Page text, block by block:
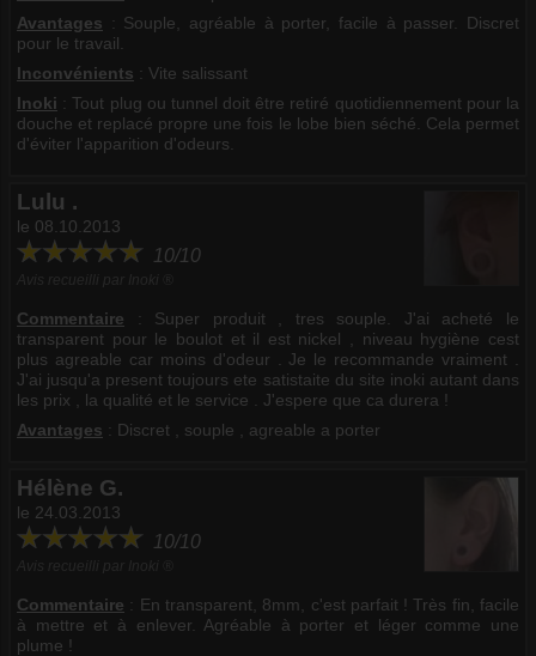
Avantages : Souple, agréable à porter, facile à passer. Discret
pour le travail.
Inconvénients : Vite salissant
Inoki : Tout plug ou tunnel doit être retiré quotidiennement pour la
douche et replacé propre une fois le lobe bien séché. Cela permet
d'éviter l'apparition d'odeurs.
Lulu .
le 08.10.2013
10/10
Commentaire : Super produit , tres souple. J'ai acheté le
transparent pour le boulot et il est nickel , niveau hygiène cest
plus agreable car moins d'odeur . Je le recommande vraiment .
J'ai jusqu'a present toujours ete satistaite du site inoki autant dans
les prix , la qualité et le service . J'espere que ca durera !
Avantages : Discret , souple , agreable a porter
Hélène G.
le 24.03.2013
10/10
Commentaire : En transparent, 8mm, c'est parfait ! Très fin, facile
à mettre et à enlever. Agréable à porter et léger comme une
plume !